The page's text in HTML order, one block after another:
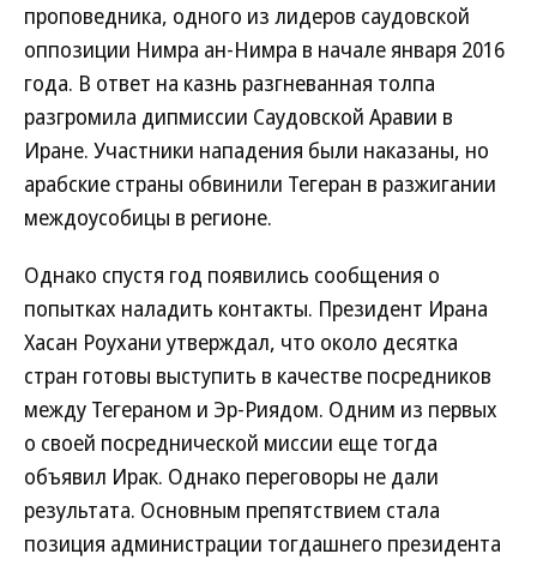
проповедника, одного из лидеров саудовской
оппозиции Нимра ан-Нимра в начале января 2016
года. В ответ на казнь разгневанная толпа
разгромила дипмиссии Саудовской Аравии в
Иране. Участники нападения были наказаны, но
арабские страны обвинили Тегеран в разжигании
междоусобицы в регионе.
Однако спустя год появились сообщения о
попытках наладить контакты. Президент Ирана
Хасан Роухани утверждал, что около десятка
стран готовы выступить в качестве посредников
между Тегераном и Эр-Риядом. Одним из первых
о своей посреднической миссии еще тогда
объявил Ирак. Однако переговоры не дали
результата. Основным препятствием стала
позиция администрации тогдашнего президента